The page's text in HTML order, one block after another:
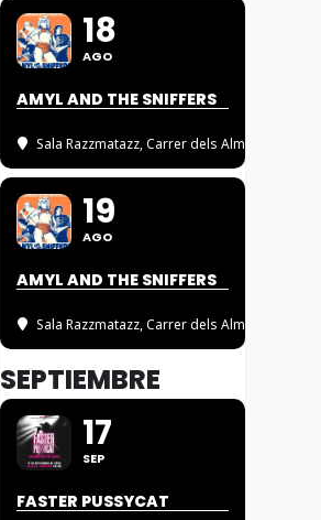
18
AGO
AMYL AND THE SNIFFERS
Sala Razzmatazz, Carrer dels Almogàvers,
19
AGO
AMYL AND THE SNIFFERS
Sala Razzmatazz, Carrer dels Almogàvers,
SEPTIEMBRE
17
SEP
FASTER PUSSYCAT